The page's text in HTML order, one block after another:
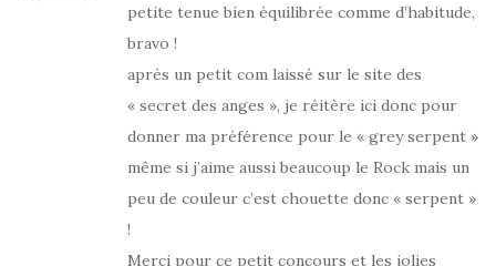
petite tenue bien équilibrée comme d’habitude,
bravo !
après un petit com laissé sur le site des
« secret des anges », je réitère ici donc pour
donner ma préférence pour le « grey serpent »
même si j’aime aussi beaucoup le Rock mais un
peu de couleur c’est chouette donc « serpent »
!
Merci pour ce petit concours et les jolies